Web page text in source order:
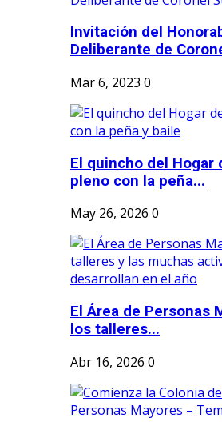
Invitación del
Deliberante de
Mar 6, 2023 0
El quincho del Hogar
pleno con la peña...
May 26, 2026 0
El Área de Personas
los talleres...
Abr 16, 2026 0